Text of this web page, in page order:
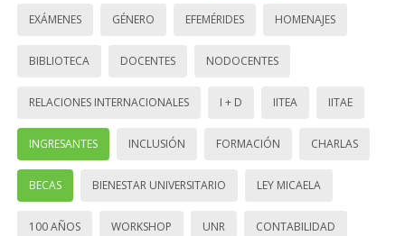
EXÁMENES GÉNERO EFEMÉRIDES HOMENAJES
BIBLIOTECA DOCENTES NODOCENTES
RELACIONES INTERNACIONALES I + D IITEA IITAE
INGRESANTES INCLUSIÓN FORMACIÓN CHARLAS
BECAS BIENESTAR UNIVERSITARIO LEY MICAELA
100 AÑOS WORKSHOP UNR CONTABILIDAD